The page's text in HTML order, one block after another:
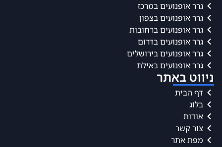
גרר אופנועים במרכז
גרר אופנועים בצפון
גרר אופנועים ברחובות
גרר אופנועים בדרום
גרר אופנועים בירושלים
גרר אופנועים באילת
ניווט באתר
דף הבית
בלוג
אודות
צור קשר
מפת אתר